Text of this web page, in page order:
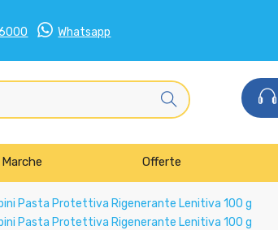
Whatsapp
Marche Offerte
Pasta Protettiva Rigenerante Lenitiva 100 g
Pasta Protettiva Rigenerante Lenitiva 100 g